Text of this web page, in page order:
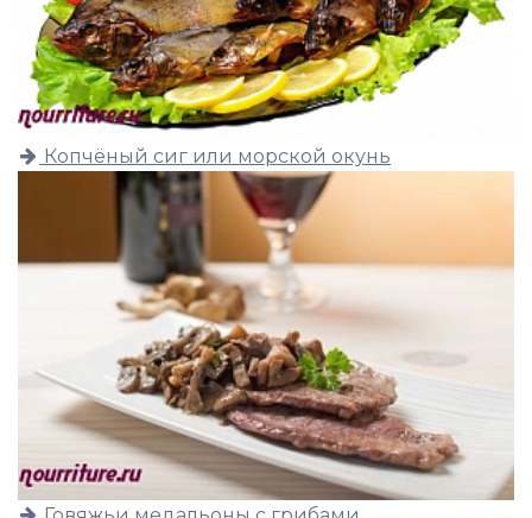
Копчёный сиг или морской окунь